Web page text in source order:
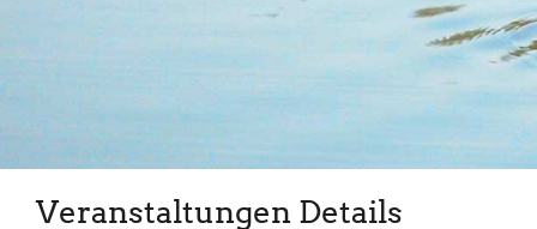
Veranstaltungen Details